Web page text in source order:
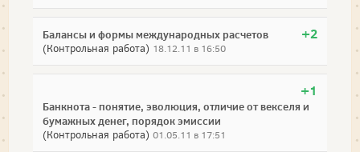
+2
Балансы и формы международных расчетов
(Контрольная работа) 18.12.11 в 16:50
+1
Банкнота - понятие, эволюция, отличие от векселя и
бумажных денег, порядок эмиссии
(Контрольная работа) 01.05.11 в 17:51